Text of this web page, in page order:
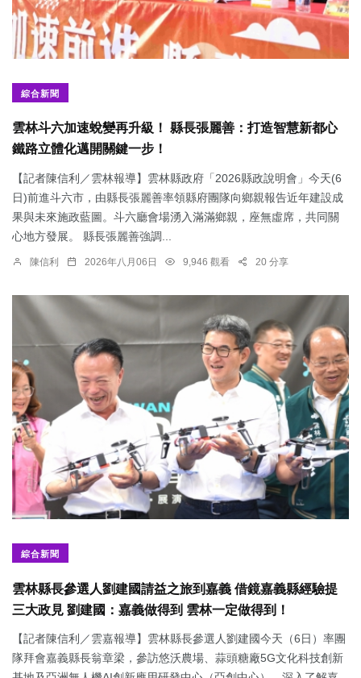
綜合新聞
雲林斗六加速蛻變再升級！ 縣長張麗善：打造智慧新都心
鐵路立體化邁開關鍵一步！
【記者陳信利／雲林報導】雲林縣政府「2026縣政說明會」今天(6
日)前進斗六市，由縣長張麗善率領縣府團隊向鄉親報告近年建設成
果與未來施政藍圖。斗六廳會場湧入滿滿鄉親，座無虛席，共同關
心地方發展。 縣長張麗善強調...
陳信利 2026年八月06日 9,946 觀看 20 分享
綜合新聞
雲林縣長參選人劉建國請益之旅到嘉義 借鏡嘉義縣經驗提
三大政見 劉建國：嘉義做得到 雲林一定做得到！
【記者陳信利／雲嘉報導】雲林縣長參選人劉建國今天（6日）率團
隊拜會嘉義縣長翁章梁，參訪悠沃農場、蒜頭糖廠5G文化科技創新